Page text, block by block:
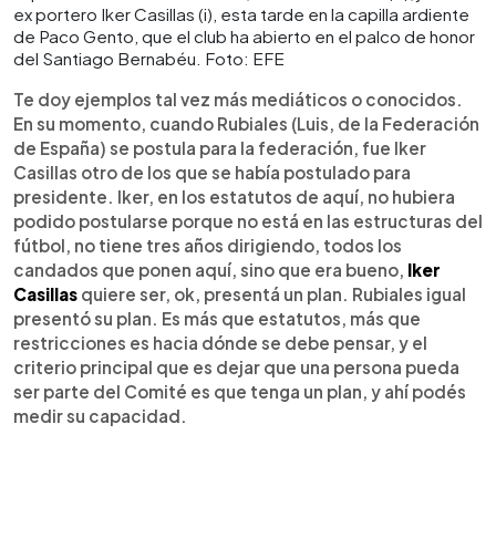
ex portero Iker Casillas (i), esta tarde en la capilla ardiente
de Paco Gento, que el club ha abierto en el palco de honor
del Santiago Bernabéu. Foto: EFE
Te doy ejemplos tal vez más mediáticos o conocidos.
En su momento, cuando Rubiales (Luis, de la Federación
de España) se postula para la federación, fue Iker
Casillas otro de los que se había postulado para
presidente. Iker, en los estatutos de aquí, no hubiera
podido postularse porque no está en las estructuras del
fútbol, no tiene tres años dirigiendo, todos los
candados que ponen aquí, sino que era bueno, Iker
Casillas quiere ser, ok, presentá un plan. Rubiales igual
presentó su plan. Es más que estatutos, más que
restricciones es hacia dónde se debe pensar, y el
criterio principal que es dejar que una persona pueda
ser parte del Comité es que tenga un plan, y ahí podés
medir su capacidad.